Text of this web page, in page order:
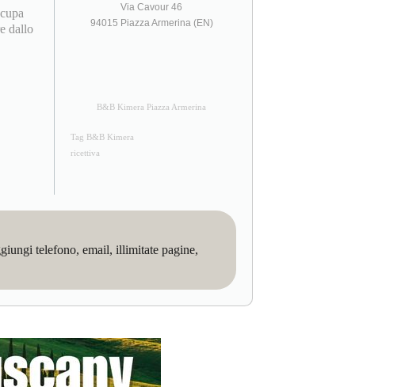
dallo
Via Cavour 46
94015 Piazza Armerina (EN)
B&B Kimera Piazza Armerina
Tag B&B Kimera
ricettiva
telefono, email, illimitate pagine,